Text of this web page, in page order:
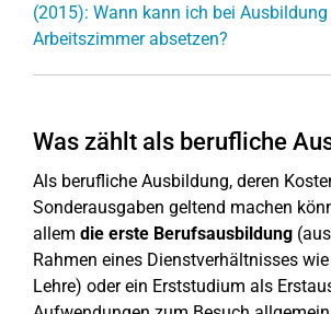
(2015): Wann kann ich bei Ausbildung
Arbeitszimmer absetzen?
Was zählt als berufliche
Als berufliche Ausbildung, deren
Sonderausgaben geltend machen
allem die erste Berufsausbildung
Rahmen eines Dienstverhältnisses
Lehre) oder ein Erststudium als